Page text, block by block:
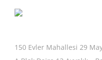
150 Evler Mahallesi 29